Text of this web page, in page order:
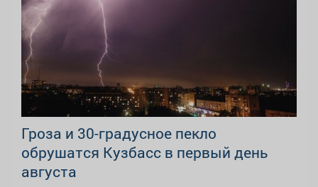
Гроза и 30-градусное пекло
обрушатся Кузбасс в первый день
августа